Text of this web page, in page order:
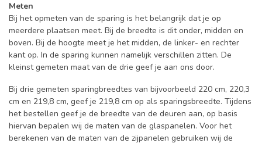
Meten
Bij het opmeten van de sparing is het belangrijk dat je op
meerdere plaatsen meet. Bij de breedte is dit onder, midden en
boven. Bij de hoogte meet je het midden, de linker- en rechter
kant op. In de sparing kunnen namelijk verschillen zitten. De
kleinst gemeten maat van de drie geef je aan ons door.
Bij drie gemeten sparingbreedtes van bijvoorbeeld 220 cm, 220,3
cm en 219,8 cm, geef je 219,8 cm op als sparingsbreedte. Tijdens
het bestellen geef je de breedte van de deuren aan, op basis
hiervan bepalen wij de maten van de glaspanelen. Voor het
berekenen van de maten van de zijpanelen gebruiken wij de